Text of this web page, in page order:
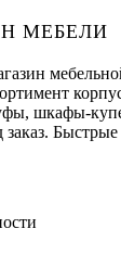
МЕБЕЛИ
шкафы-